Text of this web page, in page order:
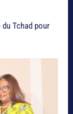
du Tchad pour